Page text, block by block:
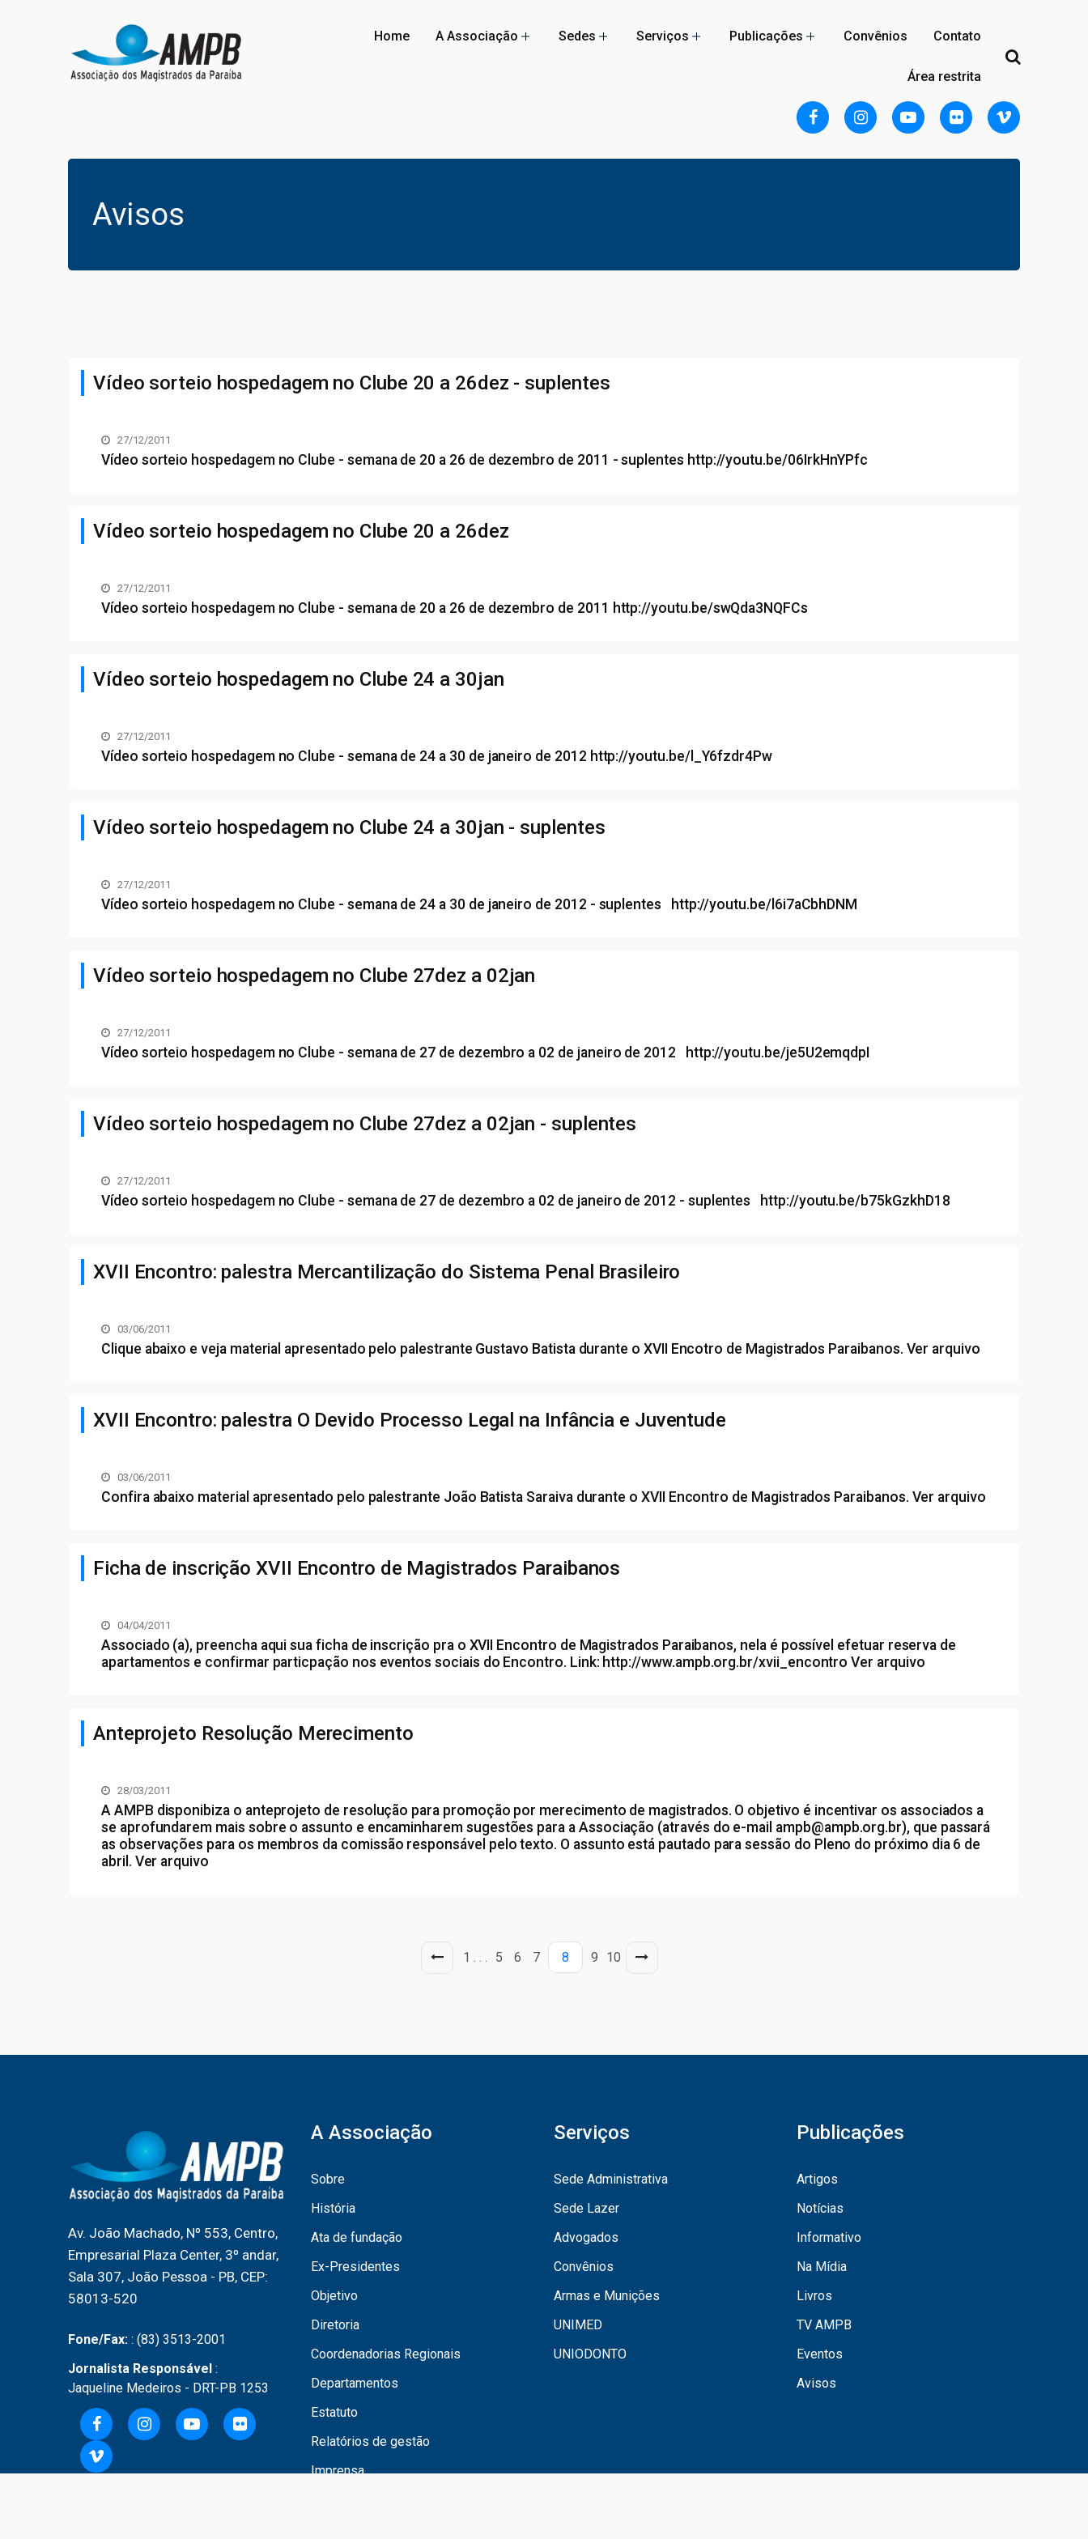
Home A Associação Sedes
Localização
Serviços Publicações Convênios Contato
Área restrita
Avisos
Vídeo sorteio hospedagem no Clube 20 a 26dez - suplentes
27/12/2011
Vídeo sorteio hospedagem no Clube - semana de 20 a 26 de dezembro de 2011 - suplentes http://youtu.be/06IrkHnYPfc
Vídeo sorteio hospedagem no Clube 20 a 26dez
27/12/2011
Vídeo sorteio hospedagem no Clube - semana de 20 a 26 de dezembro de 2011 http://youtu.be/swQda3NQFCs
Vídeo sorteio hospedagem no Clube 24 a 30jan
27/12/2011
Vídeo sorteio hospedagem no Clube - semana de 24 a 30 de janeiro de 2012 http://youtu.be/l_Y6fzdr4Pw
Vídeo sorteio hospedagem no Clube 24 a 30jan - suplentes
27/12/2011
Vídeo sorteio hospedagem no Clube - semana de 24 a 30 de janeiro de 2012 - suplentes http://youtu.be/l6i7aCbhDNM
Vídeo sorteio hospedagem no Clube 27dez a 02jan
27/12/2011
Vídeo sorteio hospedagem no Clube - semana de 27 de dezembro a 02 de janeiro de 2012 http://youtu.be/je5U2emqdpI
Vídeo sorteio hospedagem no Clube 27dez a 02jan - suplentes
27/12/2011
Vídeo sorteio hospedagem no Clube - semana de 27 de dezembro a 02 de janeiro de 2012 - suplentes http://youtu.be/b75kGzkhD18
XVII Encontro: palestra Mercantilização do Sistema Penal Brasileiro
03/06/2011
Clique abaixo e veja material apresentado pelo palestrante Gustavo Batista durante o XVII Encotro de Magistrados Paraibanos. Ver arquivo
XVII Encontro: palestra O Devido Processo Legal na Infância e Juventude
03/06/2011
Confira abaixo material apresentado pelo palestrante João Batista Saraiva durante o XVII Encontro de Magistrados Paraibanos. Ver arquivo
Ficha de inscrição XVII Encontro de Magistrados Paraibanos
04/04/2011
Associado (a), preencha aqui sua ficha de inscrição pra o XVII Encontro de Magistrados Paraibanos, nela é possível efetuar reserva de
apartamentos e confirmar particpação nos eventos sociais do Encontro. Link: http://www.ampb.org.br/xvii_encontroVer arquivo
Anteprojeto Resolução Merecimento
28/03/2011
A AMPB disponibiza o anteprojeto de resolução para promoção por merecimento de magistrados. O objetivo é incentivar os associados a
se aprofundarem mais sobre o assunto e encaminharem sugestões para a Associação (através do e-mail ampb@ampb.org.br), que passará
as observações para os membros da comissão responsável pelo texto. O assunto está pautado para sessão do Pleno do próximo dia 6 de
abril. Ver arquivo
1 . . . 5 6 7 8 9 10
Av. João Machado, Nº 553, Centro,
Empresarial Plaza Center, 3º andar,
Sala 307, João Pessoa - PB, CEP:
58013-520
Fone/Fax: : (83) 3513-2001
Jornalista Responsável :
Jaqueline Medeiros - DRT-PB 1253
A Associação
Sobre
História
Ata de fundação
Ex-Presidentes
Objetivo
Diretoria
Coordenadorias Regionais
Departamentos
Estatuto
Relatórios de gestão
Imprensa
Serviços
Sede Administrativa
Sede Lazer
Advogados
Convênios
Armas e Munições
UNIMED
UNIODONTO
Publicações
Artigos
Notícias
Informativo
Na Mídia
Livros
TV AMPB
Eventos
Avisos